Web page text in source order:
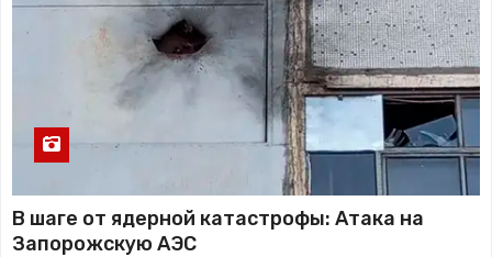
В шаге от ядерной катастрофы: Атака на
Запорожскую АЭС